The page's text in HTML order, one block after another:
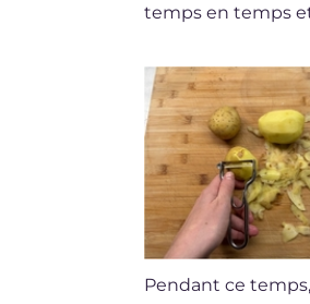
temps en temps
Pendant ce